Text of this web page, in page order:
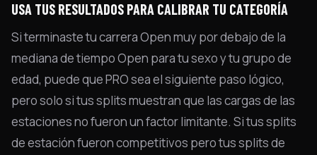
USA TUS RESULTADOS PARA CALIBRAR TU CATEGORÍA
Si terminaste tu carrera Open muy por debajo de la
mediana de tiempo Open para tu sexo y tu grupo de
edad, puede que PRO sea el siguiente paso lógico,
pero solo si tus splits muestran que las cargas de las
estaciones no fueron un factor limitante. Si tus splits
de estación fueron competitivos pero tus splits de